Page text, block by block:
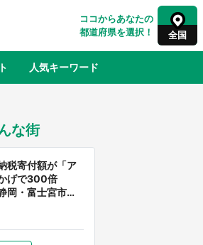
ココからあなたの
都道府県を選択！
全国
川
人気キーワード
な街
税寄付額が「ア
げで300倍
・富士宮市は
魅力あふれるス